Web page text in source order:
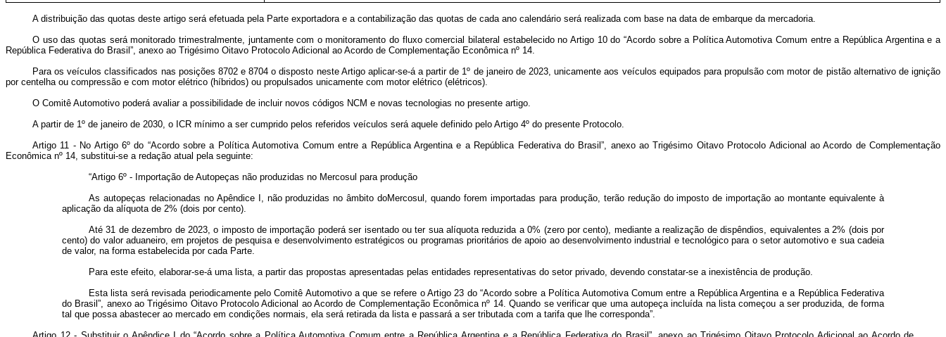
A distribuição das quotas deste artigo será efetuada pela Parte exportadora e a contabilização das quotas de cada ano calendário será realizada com base na data de embarque da mercadoria.
O uso das quotas será monitorado trimestralmente, juntamente com o monitoramento do fluxo comercial bilateral estabelecido no Artigo 10 do “Acordo sobre a Política Automotiva Comum entre a República Argentina e a
República Federativa do Brasil”, anexo ao Trigésimo Oitavo Protocolo Adicional ao Acordo de Complementação Econômica nº 14.
Para os veículos classificados nas posições 8702 e 8704 o disposto neste Artigo aplicar-se-á a partir de 1º de janeiro de 2023, unicamente aos veículos equipados para propulsão com motor de pistão alternativo de ignição
por centelha ou compressão e com motor elétrico (híbridos) ou propulsados unicamente com motor elétrico (elétricos).
O Comitê Automotivo poderá avaliar a possibilidade de incluir novos códigos NCM e novas tecnologias no presente artigo.
A partir de 1º de janeiro de 2030, o ICR mínimo a ser cumprido pelos referidos veículos será aquele definido pelo Artigo 4º do presente Protocolo.
Artigo 11 - No Artigo 6º do “Acordo sobre a Política Automotiva Comum entre a República Argentina e a República Federativa do Brasil”, anexo ao Trigésimo Oitavo Protocolo Adicional ao Acordo de Complementação
Econômica nº 14, substitui-se a redação atual pela seguinte:
“Artigo 6º - Importação de Autopeças não produzidas no Mercosul para produção
As autopeças relacionadas no Apêndice I, não produzidas no âmbito doMercosul, quando forem importadas para produção, terão redução do imposto de importação ao montante equivalente à
aplicação da alíquota de 2% (dois por cento).
Até 31 de dezembro de 2023, o imposto de importação poderá ser isentado ou ter sua alíquota reduzida a 0% (zero por cento), mediante a realização de dispêndios, equivalentes a 2% (dois por
cento) do valor aduaneiro, em projetos de pesquisa e desenvolvimento estratégicos ou programas prioritários de apoio ao desenvolvimento industrial e tecnológico para o setor automotivo e sua cadeia
de valor, na forma estabelecida por cada Parte.
Para este efeito, elaborar-se-á uma lista, a partir das propostas apresentadas pelas entidades representativas do setor privado, devendo constatar-se a inexistência de produção.
Esta lista será revisada periodicamente pelo Comitê Automotivo a que se refere o Artigo 23 do “Acordo sobre a Política Automotiva Comum entre a República Argentina e a República Federativa
do Brasil”, anexo ao Trigésimo Oitavo Protocolo Adicional ao Acordo de Complementação Econômica nº 14. Quando se verificar que uma autopeça incluída na lista começou a ser produzida, de forma
tal que possa abastecer ao mercado em condições normais, ela será retirada da lista e passará a ser tributada com a tarifa que lhe corresponda”.